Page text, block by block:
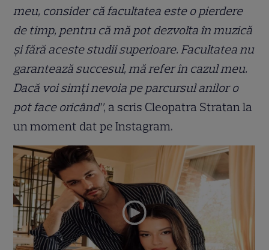
meu, consider că facultatea este o pierdere
de timp, pentru că mă pot dezvolta în muzică
și fără aceste studii superioare. Facultatea nu
garantează succesul, mă refer în cazul meu.
Dacă voi simți nevoia pe parcursul anilor o
pot face oricând”, a scris Cleopatra Stratan la
un moment dat pe Instagram.